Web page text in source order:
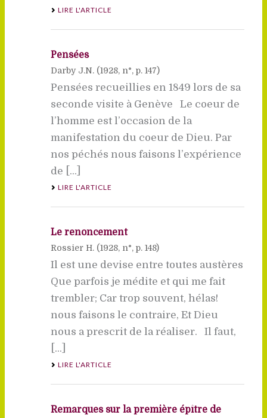
LIRE L'ARTICLE
Pensées
Darby J.N. (1928, n°, p. 147)
Pensées recueillies en 1849 lors de sa
seconde visite à Genève Le coeur de
l’homme est l’occasion de la
manifestation du coeur de Dieu. Par
nos péchés nous faisons l’expérience
de [...]
LIRE L'ARTICLE
Le renoncement
Rossier H. (1928, n°, p. 148)
Il est une devise entre toutes austères
Que parfois je médite et qui me fait
trembler; Car trop souvent, hélas!
nous faisons le contraire, Et Dieu
nous a prescrit de la réaliser. Il faut,
[...]
LIRE L'ARTICLE
Remarques sur la première épître de